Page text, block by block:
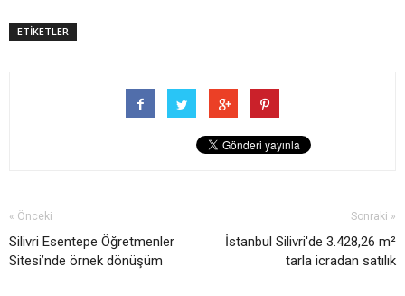
ETİKETLER
« Önceki
Silivri Esentepe Öğretmenler
Sitesi’nde örnek dönüşüm
Sonraki »
İstanbul Silivri'de 3.428,26 m²
tarla icradan satılık